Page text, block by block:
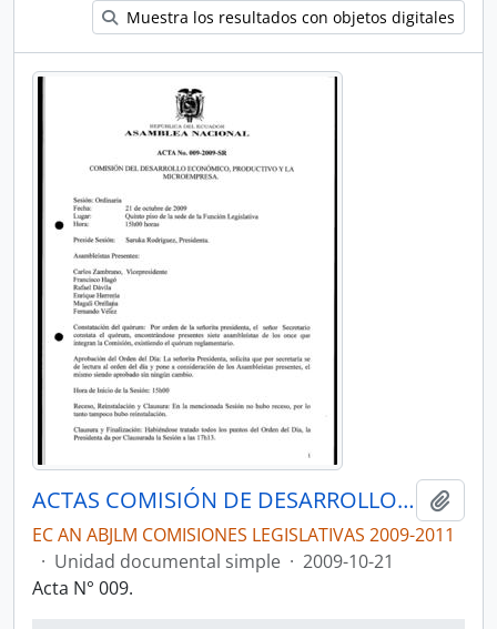
Muestra los resultados con objetos digitales
ACTAS COMISIÓN DE DESARROLLO ECONÓMICO, PRODUCTIVO Y LA MICROEMPRESA
EC AN ABJLM COMISIONES LEGISLATIVAS 2009-2011
· Unidad documental simple · 2009-10-21
Acta N° 009.